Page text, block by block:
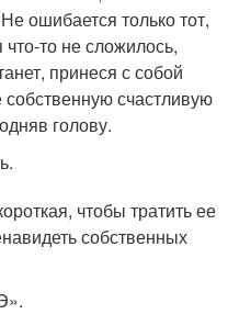
ошибается только тот,
что-то не сложилось,
принеся с собой
счастливую
голову.
чтобы тратить ее
собственных